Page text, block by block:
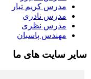
مدرس کریم تبار
مدرس نادری
مدرس نظری
مهندس پاسبان
سایر سایت های ما